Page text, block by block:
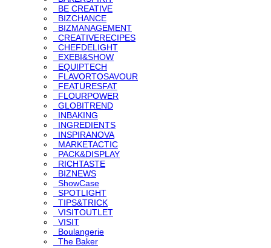
BE CREATIVE
BIZCHANCE
BIZMANAGEMENT
CREATIVERECIPES
CHEFDELIGHT
EXEBI&SHOW
EQUIPTECH
FLAVORTOSAVOUR
FEATURESFAT
FLOURPOWER
GLOBITREND
INBAKING
INGREDIENTS
INSPIRANOVA
MARKETACTIC
PACK&DISPLAY
RICHTASTE
BIZNEWS
ShowCase
SPOTLIGHT
TIPS&TRICK
VISITOUTLET
VISIT
Boulangerie
The Baker